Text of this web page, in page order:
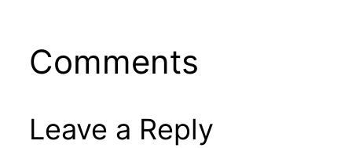
Comments
Leave a Reply